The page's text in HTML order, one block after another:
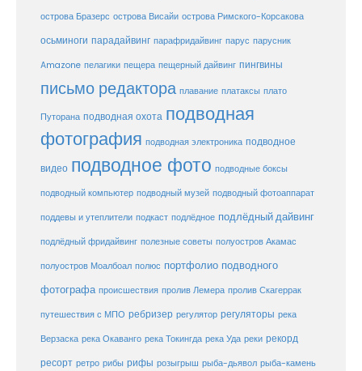
острова Бразерс острова Висайи острова Римского-Корсакова
осьминоги парадайвинг парафридайвинг парус парусник
Amazone пелагики пещера пещерный дайвинг пингвины
письмо редактора плавание платаксы плато
Путорана подводная охота подводная
фотография подводная электроника подводное
видео подводное фото подводные боксы
подводный компьютер подводный музей подводный фотоаппарат
поддевы и утеплители подкаст подлёдное подлёдный дайвинг
подлёдный фридайвинг полезные советы полуостров Акамас
полуостров Моалбоал полюс портфолио подводного
фотографа происшествия пролив Лемера пролив Скагеррак
путешествия с МПО ребризер регулятор регуляторы река
Верзаска река Окаванго река Токингда река Уда реки рекорд
ресорт ретро рибы рифы розыгрыш рыба-дьявол рыба-камень